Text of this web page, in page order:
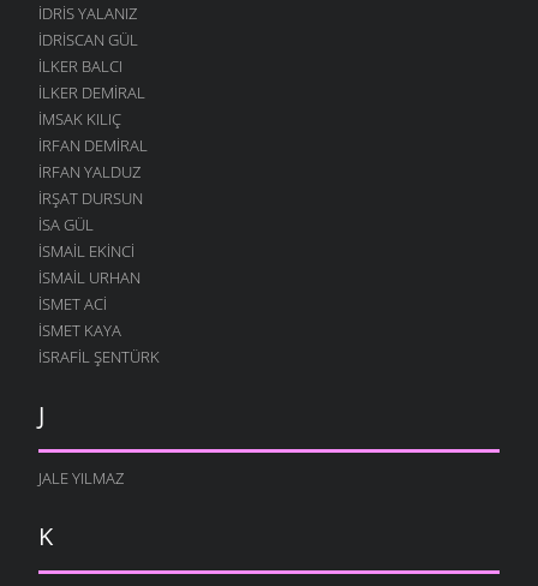
İDRIS YALANIZ
IDRISCAN GÜL
İLKER BALCI
İLKER DEMIRAL
İMSAK KILIÇ
İRFAN DEMIRAL
İRFAN YALDUZ
İRŞAT DURSUN
ISA GÜL
ISMAIL EKINCI
İSMAIL URHAN
İSMET ACI
ISMET KAYA
İSRAFIL ŞENTÜRK
J
JALE YILMAZ
K